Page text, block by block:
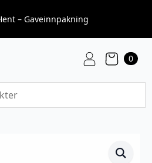
– Gaveinnpakning
0